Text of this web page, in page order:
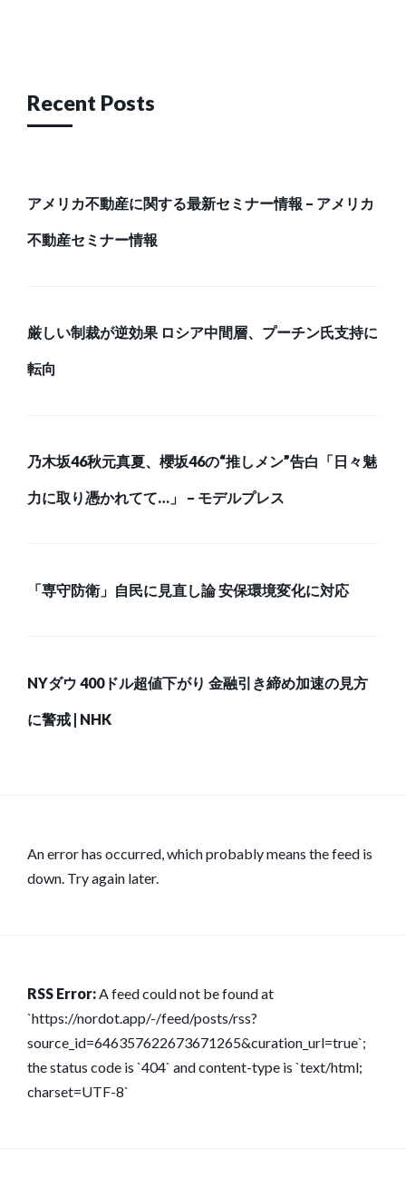
Recent Posts
アメリカ不動産に関する最新セミナー情報 – アメリカ
不動産セミナー情報
厳しい制裁が逆効果 ロシア中間層、プーチン氏支持に
転向
乃木坂46秋元真夏、櫻坂46の“推しメン”告白「日々魅
力に取り憑かれてて…」 – モデルプレス
「専守防衛」自民に見直し論 安保環境変化に対応
NYダウ 400ドル超値下がり 金融引き締め加速の見方
に警戒 | NHK
An error has occurred, which probably means the feed is
down. Try again later.
RSS Error:A feed could not be found at
`https://nordot.app/-/feed/posts/rss?
source_id=646357622673671265&curation_url=true`;
the status code is `404` and content-type is `text/html;
charset=UTF-8`